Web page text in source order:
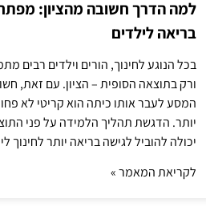
למה הדרך חשובה מהציון:
בריאה לילדים
בכל הנוגע לחינוך, הורים וילדים רבים
ורק בתוצאה הסופית – הציון. עם זאת,
המסע לעבר אותו כיתה הוא קריטי לא
יותר. הדגשת תהליך הלמידה על פני
יכולה להוביל לגישה בריאה יותר לחינוך
לקריאת המאמר »